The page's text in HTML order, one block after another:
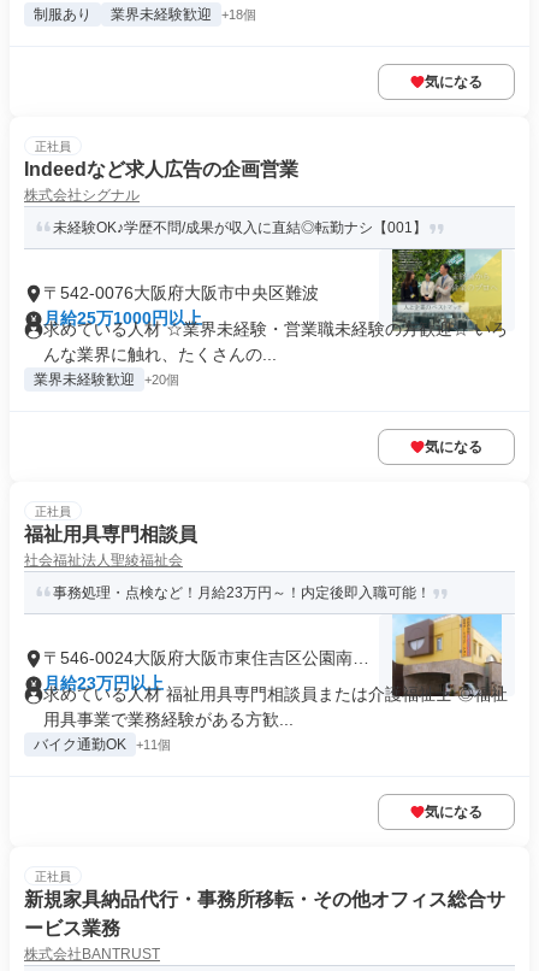
制服あり 業界未経験歓迎 +18個
気になる
正社員
Indeedなど求人広告の企画営業
株式会社シグナル
未経験OK♪学歴不問/成果が収入に直結◎転勤ナシ【001】
〒542-0076大阪府大阪市中央区難波
月給25万1000円以上
求めている人材 ☆業界未経験・営業職未経験の方歓迎☆ いろ
んな業界に触れ、たくさんの...
業界未経験歓迎 +20個
気になる
正社員
福祉用具専門相談員
社会福祉法人聖綾福祉会
事務処理・点検など！月給23万円～！内定後即入職可能！
〒546-0024大阪府大阪市東住吉区公園南矢
田
月給23万円以上
求めている人材 福祉用具専門相談員または介護福祉士 ◎福祉
用具事業で業務経験がある方歓...
バイク通勤OK +11個
気になる
正社員
新規家具納品代行・事務所移転・その他オフィス総合サ
ービス業務
株式会社BANTRUST